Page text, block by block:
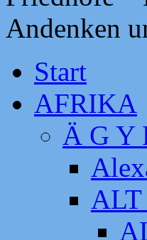
Start
AFRIKA
Ä G Y